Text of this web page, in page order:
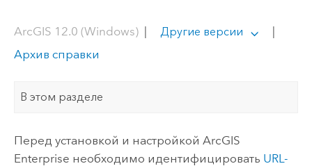
ArcGIS 12.0 (Windows)| Другие версии
Архив справки
В этом разделе
Перед установкой и настройкой ArcGIS
Enterprise необходимо идентифицировать URL-